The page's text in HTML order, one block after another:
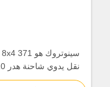
عجلة 30 طن رمل